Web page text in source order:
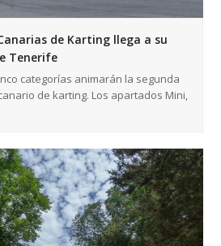
de Karting llega a su
Tenerife
categorías animarán la segunda
de karting. Los apartados Mini,